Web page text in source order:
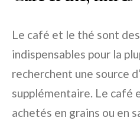
Le café et le thé sont
indispensables pour la
recherchent une source
supplémentaire. Le café
achetés en grains ou en